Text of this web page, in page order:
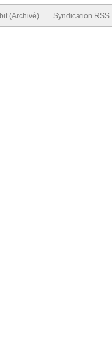
(Archivé) Syndication RSS